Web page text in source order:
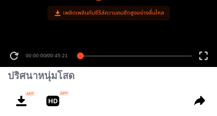
เพลิดเพลินกับซีรีส์ความคมชัดสูงอย่างลื่นไหล
00:00:00/00:45:21
ปริศนาหนุ่มโสด